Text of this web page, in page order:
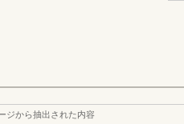
ジから抽出された内容